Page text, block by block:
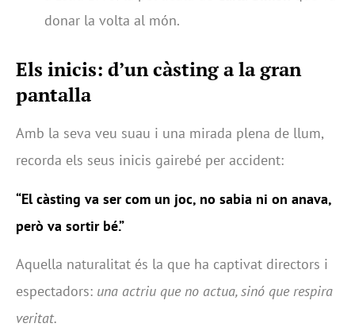
donar la volta al món.
Els inicis: d’un càsting a la gran
pantalla
Amb la seva veu suau i una mirada plena de llum,
recorda els seus inicis gairebé per accident:
“El càsting va ser com un joc, no sabia ni on anava,
però va sortir bé.”
Aquella naturalitat és la que ha captivat directors i
espectadors: una actriu que no actua, sinó que respira
veritat.